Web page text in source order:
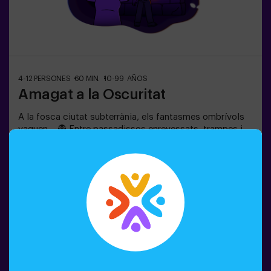
4-12 PERSONES 60 MIN. 10-99 AÑOS
Amagat a la Oscuritat
A la fosca ciutat subterrània, els fantasmes ombrívols
vaguen… 👻 Entre passadissos enrevessats, trampes i
Pots confiar en la teva intuïció, oïda, olfacte i tacte per
moure’t pel laberint, amagar-te i després trobar els teus
amics?🔦 Amagar-se en la Foscor és un joc immersiu
sensorial inspirat en el joc d’amagar-se de tota la vida,
però portat a un altre nivell: moviment, adrenalina i
emoció real en foscor total. No és un escape room
clàssic; aquí no resols enigmes: vius l’acció en primera
persona.La sala ofereix la màxima seguretat, amb
túnels, amagatalls, textures i efectes especials de llum i
Reservar el joc